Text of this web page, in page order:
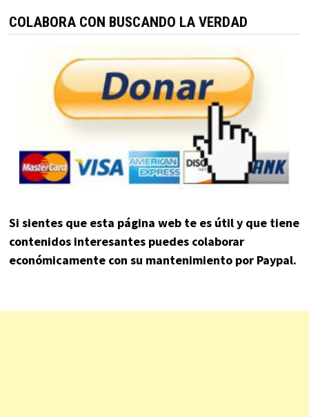
COLABORA CON BUSCANDO LA VERDAD
Si sientes que esta página web te es útil y que tiene
contenidos interesantes puedes colaborar
económicamente con su mantenimiento por Paypal.